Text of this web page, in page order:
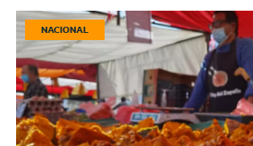
NACIONAL